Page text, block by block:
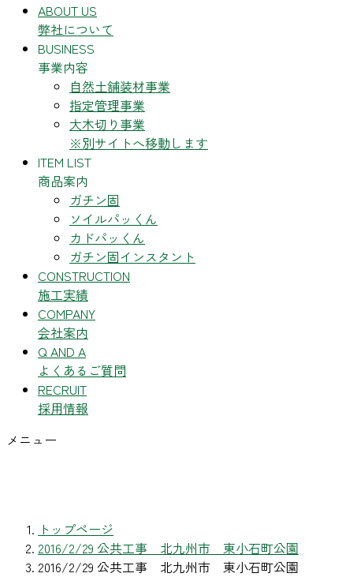
ABOUT US
弊社について
BUSINESS
事業内容
自然土舗装材事業
指定管理事業
大木切り事業
※別サイトへ移動します
ITEM LIST
商品案内
ガチン固
ソイルパッくん
カドパッくん
ガチン固インスタント
CONSTRUCTION
施工実績
COMPANY
会社案内
Q AND A
よくあるご質問
RECRUIT
採用情報
メニュー
トップページ
2016/2/29 公共工事 北九州市 東小石町公園
2016/2/29 公共工事 北九州市 東小石町公園